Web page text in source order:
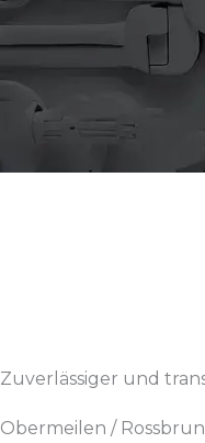
Zuverlässiger und
Obermeilen /